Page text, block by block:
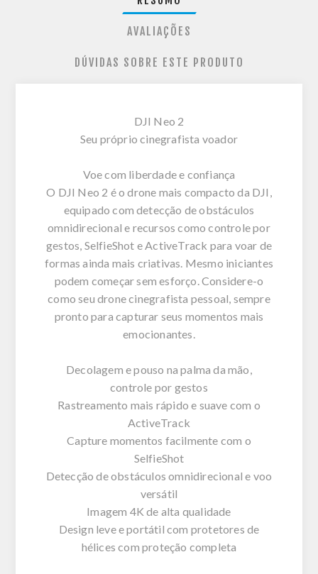
AVALIAÇÕES
DÚVIDAS SOBRE ESTE PRODUTO
DJI Neo 2
Seu próprio cinegrafista voador
Voe com liberdade e confiança
O DJI Neo 2 é o drone mais compacto da DJI,
equipado com detecção de obstáculos
omnidirecional e recursos como controle por
gestos, SelfieShot e ActiveTrack para voar de
formas ainda mais criativas. Mesmo iniciantes
podem começar sem esforço. Considere-o
como seu drone cinegrafista pessoal, sempre
pronto para capturar seus momentos mais
emocionantes.
Decolagem e pouso na palma da mão,
controle por gestos
Rastreamento mais rápido e suave com o
ActiveTrack
Capture momentos facilmente com o
SelfieShot
Detecção de obstáculos omnidirecional e voo
versátil
Imagem 4K de alta qualidade
Design leve e portátil com protetores de
hélices com proteção completa